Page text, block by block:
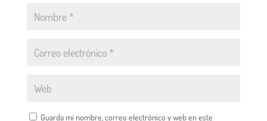
Guarda mi nombre, correo electrónico y web en este